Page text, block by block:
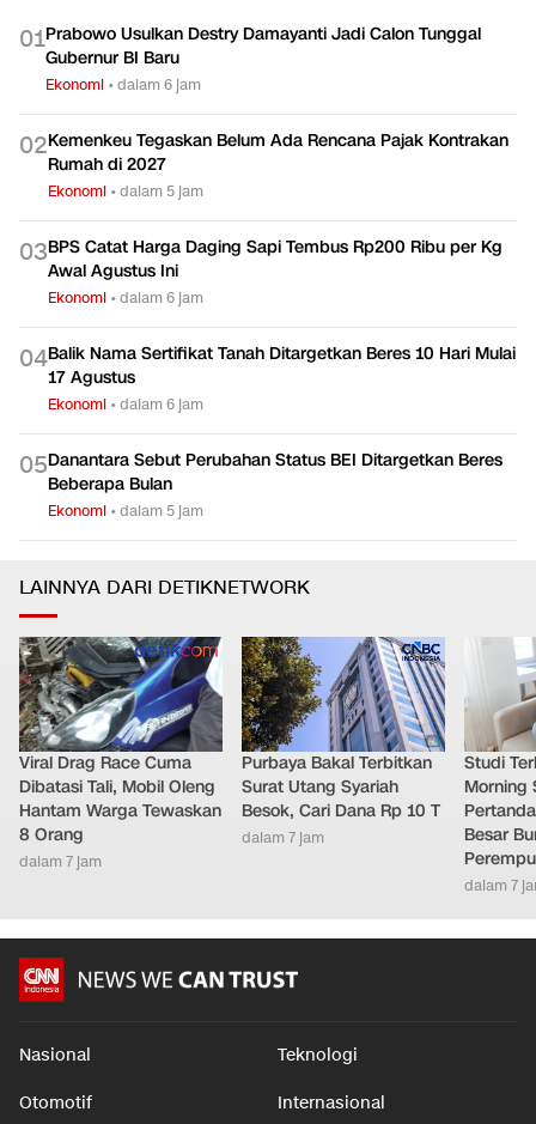
01Prabowo Usulkan Destry Damayanti Jadi Calon Tunggal
Gubernur BI Baru
Ekonomi •dalam 6 jam
02Kemenkeu Tegaskan Belum Ada Rencana Pajak Kontrakan
Rumah di 2027
Ekonomi •dalam 5 jam
03BPS Catat Harga Daging Sapi Tembus Rp200 Ribu per Kg
Awal Agustus Ini
Ekonomi •dalam 6 jam
04Balik Nama Sertifikat Tanah Ditargetkan Beres 10 Hari Mulai
17 Agustus
Ekonomi •dalam 6 jam
05Danantara Sebut Perubahan Status BEI Ditargetkan Beres
Beberapa Bulan
Ekonomi •dalam 5 jam
LAINNYA DARI DETIKNETWORK
Viral Drag Race Cuma
Dibatasi Tali, Mobil Oleng
Hantam Warga Tewaskan
8 Orang
dalam 7 jam
Purbaya Bakal Terbitkan
Surat Utang Syariah
Besok, Cari Dana Rp 10 T
dalam 7 jam
Studi
Morning
Besar
dalam 7
Nasional Teknologi
Otomotif Internasional